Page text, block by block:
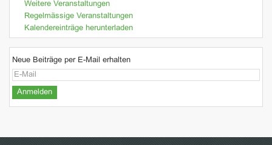
Weitere Veranstaltungen
Regelmässige Veranstaltungen
Kalendereinträge herunterladen
Neue Beiträge per E-Mail erhalten